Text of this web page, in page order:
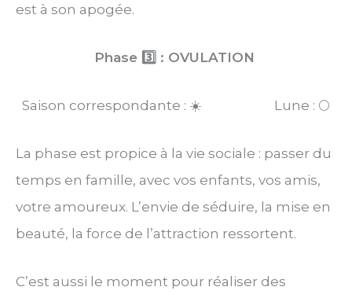
est à son apogée.
Phase 3️⃣ : OVULATION
Saison correspondante : ☀️ Lune : 🌕
La phase est propice à la vie sociale : passer du
temps en famille, avec vos enfants, vos amis,
votre amoureux. L’envie de séduire, la mise en
beauté, la force de l’attraction ressortent.
C’est aussi le moment pour réaliser des